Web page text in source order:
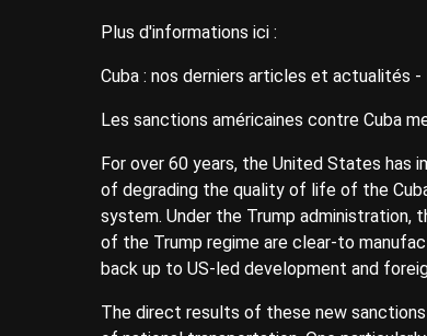
Plus d'informations ici :
Cuba : nos derniers articles et actualités -
Les sanctions américaines contre Cuba
For over 60 years, the United States has
of degrading the quality of life of the
system. Under the Trump administration,
of the Trump regime are clear-to
back up to US-led development and
The direct results of these new